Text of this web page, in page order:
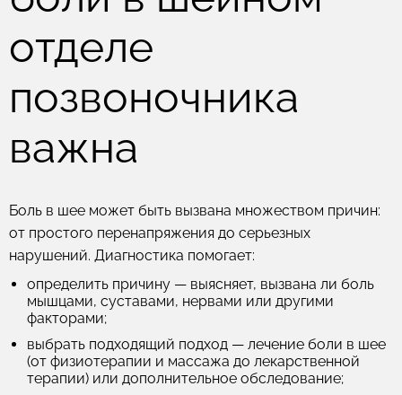
отделе
позвоночника
важна
Боль в шее может быть вызвана множеством причин:
от простого перенапряжения до серьезных
нарушений. Диагностика помогает:
определить причину — выясняет, вызвана ли боль
мышцами, суставами, нервами или другими
факторами;
выбрать подходящий подход — лечение боли в шее
(от физиотерапии и массажа до лекарственной
терапии) или дополнительное обследование;